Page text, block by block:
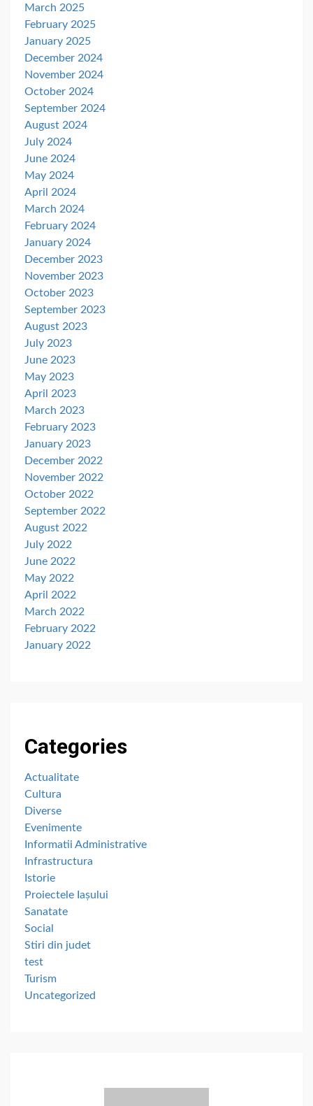
March 2025
February 2025
January 2025
December 2024
November 2024
October 2024
September 2024
August 2024
July 2024
June 2024
May 2024
April 2024
March 2024
February 2024
January 2024
December 2023
November 2023
October 2023
September 2023
August 2023
July 2023
June 2023
May 2023
April 2023
March 2023
February 2023
January 2023
December 2022
November 2022
October 2022
September 2022
August 2022
July 2022
June 2022
May 2022
April 2022
March 2022
February 2022
January 2022
Categories
Actualitate
Cultura
Diverse
Evenimente
Informatii Administrative
Infrastructura
Istorie
Proiectele Iașului
Sanatate
Social
Stiri din judet
test
Turism
Uncategorized